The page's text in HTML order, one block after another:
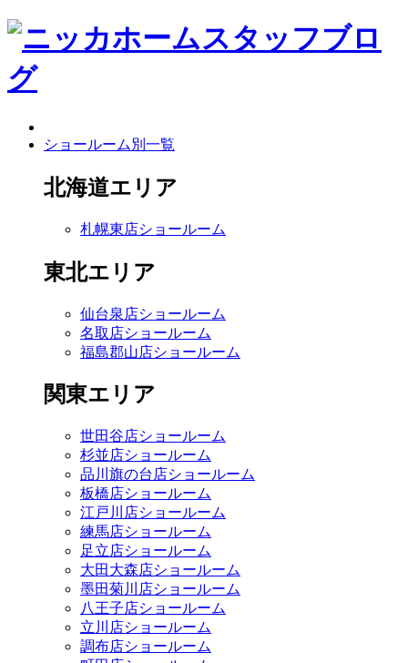
ショールーム別一覧
北海道エリア
札幌東店ショールーム
東北エリア
仙台泉店ショールーム
名取店ショールーム
福島郡山店ショールーム
関東エリア
世田谷店ショールーム
杉並店ショールーム
品川旗の台店ショールーム
板橋店ショールーム
江戸川店ショールーム
練馬店ショールーム
足立店ショールーム
大田大森店ショールーム
墨田菊川店ショールーム
八王子店ショールーム
立川店ショールーム
調布店ショールーム